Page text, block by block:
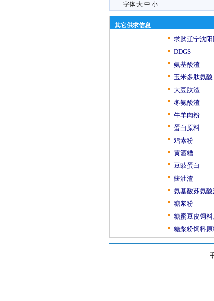
字体:大 中 小
其它供求信息
求购辽宁沈
DDGS
氨基酸渣
玉米多肽氨酸
大豆肽渣
冬氨酸渣
牛羊肉粉
蛋白原料
鸡素粉
黄酒糟
豆豉蛋白
酱油渣
氨基酸苏氨
糖浆粉
糖蜜豆皮饲
糖浆粉饲料